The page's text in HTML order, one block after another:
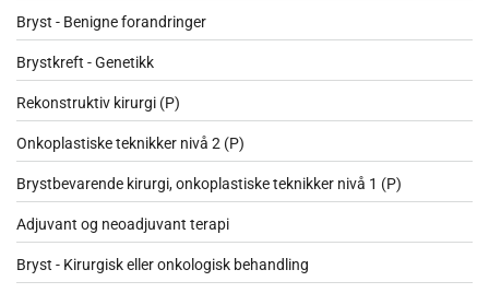
Bryst - Benigne forandringer
Brystkreft - Genetikk
Rekonstruktiv kirurgi (P)
Onkoplastiske teknikker nivå 2 (P)
Brystbevarende kirurgi, onkoplastiske teknikker nivå 1 (P)
Adjuvant og neoadjuvant terapi
Bryst - Kirurgisk eller onkologisk behandling